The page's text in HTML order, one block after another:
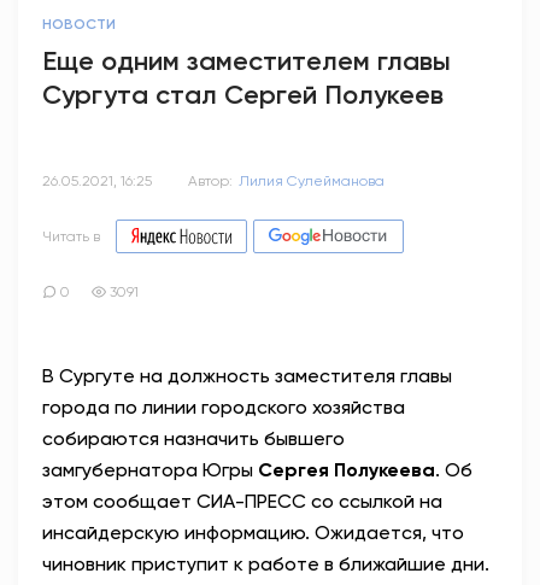
НОВОСТИ
Еще одним заместителем главы
Сургута стал Сергей Полукеев
26.05.2021, 16:25 Автор: Лилия Сулейманова
Читать в
0 3091
В Сургуте на должность заместителя главы
города по линии городского хозяйства
собираются назначить бывшего
замгубернатора Югры Сергея Полукеева. Об
этом сообщает СИА-ПРЕСС со ссылкой на
инсайдерскую информацию. Ожидается, что
чиновник приступит к работе в ближайшие дни.